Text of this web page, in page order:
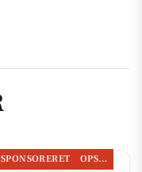
SPONSORERET OPSLAGSTAVLEN